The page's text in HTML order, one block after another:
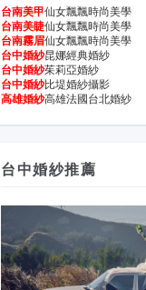
台南美甲仙女飄飄時尚美學
台南美睫仙女飄飄時尚美學
台南霧眉仙女飄飄時尚美學
台中婚紗昆娜經典婚紗
台中婚紗茱莉亞婚紗
台中婚紗比堤婚紗攝影
高雄婚紗高雄法國台北婚紗
台中婚紗推薦